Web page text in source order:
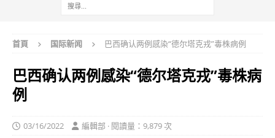
首頁 国际新闻 巴西确认两例感染“德尔塔克戎”毒株病例
巴西确认两例感染“德尔塔克戎”毒株病
例
03/16/2022 編輯部 · 閱讀量：9,879 次